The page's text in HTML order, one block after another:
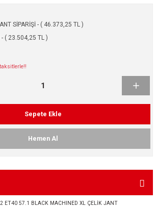
SİPARİŞİ - ( 46.373,25 TL )
- ( 23.504,25 TL )
Sepete Ekle
Hemen Al
ET40 57.1 BLACK MACHINED XL ÇELİK JANT